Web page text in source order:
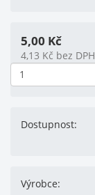
5,00 Kč
4,13 Kč bez DPH
Dostupnost:
Výrobce: